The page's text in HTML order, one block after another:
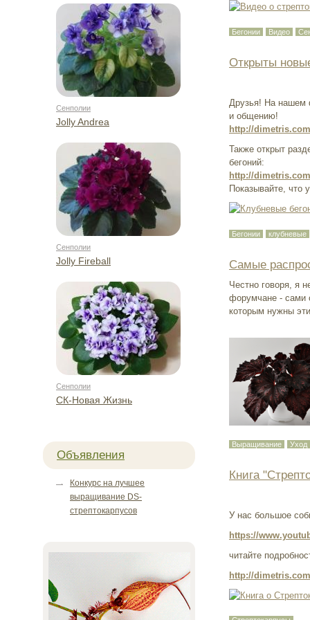
Бегонии Видео
Открыты
Друзья! На нашем
и общению!
http://
Также открыт
бегоний:
http://
Показывайте, что
Бегонии клубневые
Самые
Честно говоря, я
форумчане - сами
которым нужны
Выращивание Уход
Книга
У нас большое
https://
читайте
http://
Сенполии
Jolly Andrea
Сенполии
Jolly Fireball
Сенполии
СК-Новая Жизнь
Объявления
Конкурс на лучшее
выращивание DS-
стрептокарпусов